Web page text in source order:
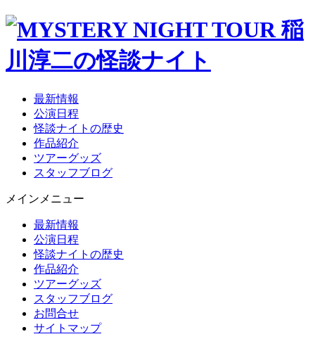
最新情報
公演日程
怪談ナイトの歴史
作品紹介
ツアーグッズ
スタッフブログ
メインメニュー
最新情報
公演日程
怪談ナイトの歴史
作品紹介
ツアーグッズ
スタッフブログ
お問合せ
サイトマップ